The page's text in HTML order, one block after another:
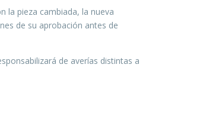
la pieza cambiada, la nueva
de su aprobación antes de
de averías distintas a